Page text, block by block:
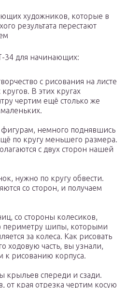
художников, которые в
результата перестают
34 для начинающих:
с рисования на листе
В этих кругах
чертим ещё столько же
немного поднявшись
по кругу меньшего размера.
с двух сторон нашей
нужно по кругу обвести.
со сторон, и получаем
со стороны колесиков,
периметру шипы, которыми
за колеса. Как рисовать
ходовую часть, вы узнали,
к рисованию корпуса.
крыльев спереди и сзади.
от края отрезка чертим косую